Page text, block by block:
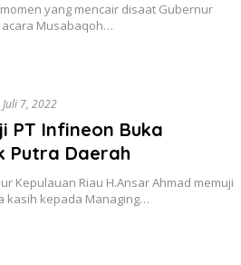
yang mencair disaat Gubernur
acara Musabaqoh…
Juli 7, 2022
PT Infineon Buka
Putra Daerah
Kepulauan Riau H.Ansar Ahmad memuji
kasih kepada Managing…